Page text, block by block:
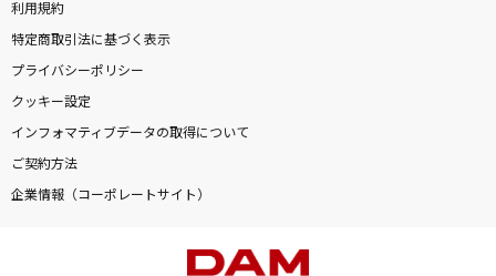
利用規約
特定商取引法に基づく表示
プライバシーポリシー
クッキー設定
インフォマティブデータの取得について
ご契約方法
企業情報（コーポレートサイト）